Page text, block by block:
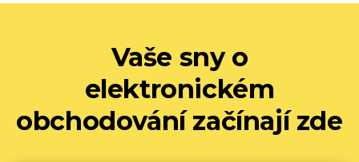
Vaše sny o
elektronickém
obchodování začínají zde